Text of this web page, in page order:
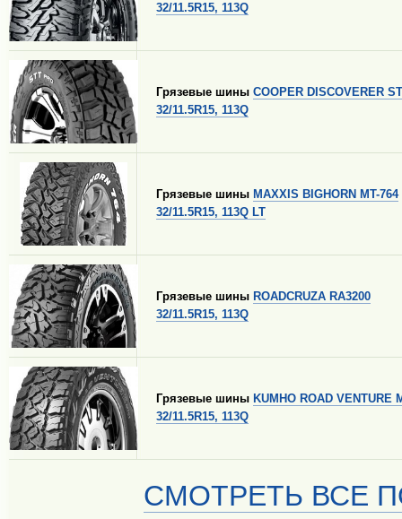
32/11.5R15, 113Q
Грязевые шины COOPER DISCOVERER
32/11.5R15, 113Q
Грязевые шины MAXXIS BIGHORN MT-764
32/11.5R15, 113Q LT
Грязевые шины ROADCRUZA RA3200
32/11.5R15, 113Q
Грязевые шины KUMHO ROAD VENTURE
32/11.5R15, 113Q
СМОТРЕТЬ ВСЕ